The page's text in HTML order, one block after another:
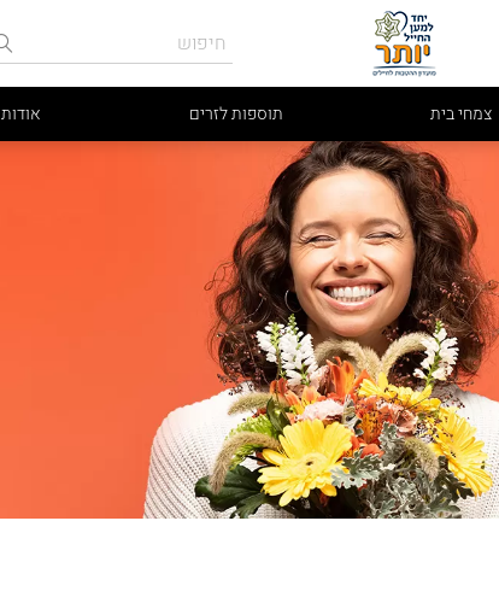
צמחי בית תוספות לזרים אודות